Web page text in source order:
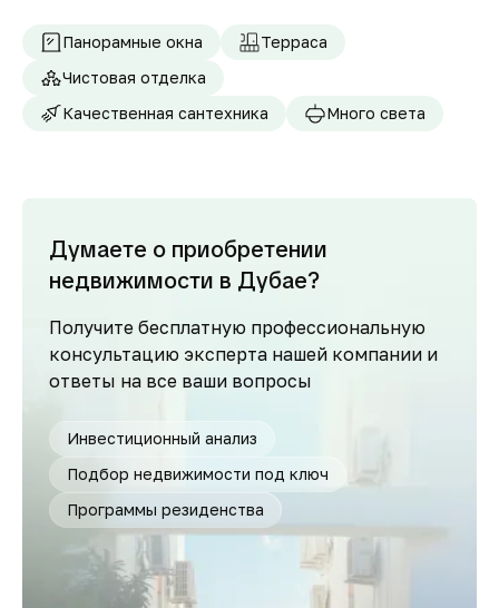
Панорамные окна
Терраса
Чистовая отделка
Качественная сантехника
Много света
Думаете о приобретении
недвижимости в Дубае?
Получите бесплатную профессиональную
консультацию эксперта нашей компании и
ответы на все ваши вопросы
Инвестиционный анализ
Подбор недвижимости под ключ
Программы резиденства